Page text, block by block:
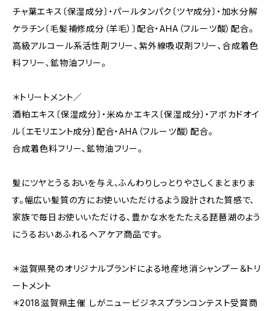
チャ葉エキス〔保湿成分〕・パールタンパク〔ツヤ成分〕・加水分解
ケラチン〔毛髪補修成分（羊毛）〕配合・AHA（フルーツ酸）配合。
高級アルコール系活性剤フリー、紫外線吸収剤フリー、合成着色
料フリー、鉱物油フリー。
＊トリートメント／
酒粕エキス〔保湿成分〕・米ぬかエキス〔保湿成分〕・アボカドオイ
ル〔エモリエント成分〕配合・AHA（フルーツ酸）配合。
合成着色料フリー、鉱物油フリー。
髪にツヤとうるおいを与え、ふんわりしっとりやさしくまとまりま
す。幅広い髪質の方にお使いいただけるよう設計された質感で、
家族で毎日お使いいただける、豊かな水をたたえる琵琶湖のよう
にうるおいあふれるヘアケア商品です。
＊滋賀県発のオリジナルブランドによる地産地消シャンプー＆トリ
ートメント
＊2018滋賀県主催 しがニュービジネスプランコンテスト受賞商